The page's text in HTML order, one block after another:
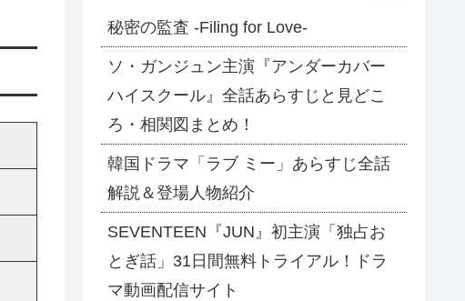
秘密の監査 -Filing for Love-
ソ・ガンジュン主演『アンダーカバー
ハイスクール』全話あらすじと見どこ
ろ・相関図まとめ！
韓国ドラマ「ラブ ミー」あらすじ全話
解説＆登場人物紹介
SEVENTEEN『JUN』初主演「独占お
とぎ話」31日間無料トライアル！ドラ
マ動画配信サイト